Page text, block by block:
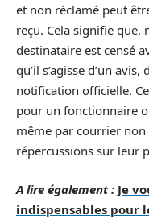
et non réclamé peut
reçu. Cela signifie que,
destinataire est censé
qu’il s’agisse d’un
notification officielle.
pour un fonctionnaire
même par courrier
répercussions sur leur
A lire également : Je
indispensables pour